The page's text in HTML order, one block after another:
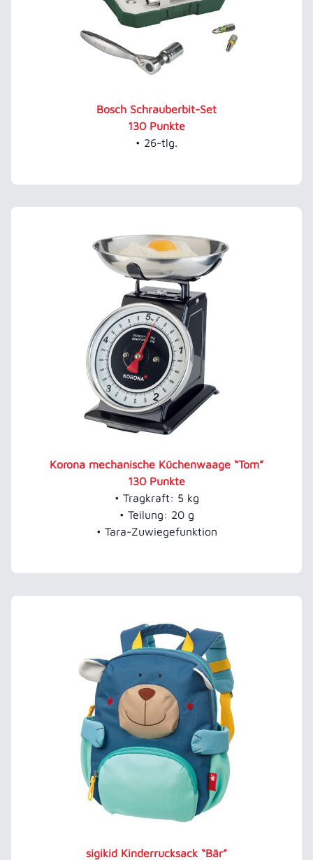
Bosch Schrauberbit-Set
130 Punkte
• 26-tlg.
Korona mechanische Küchenwaage “Tom”
130 Punkte
• Tragkraft: 5 kg
• Teilung: 20 g
• Tara-Zuwiegefunktion
sigikid Kinderrucksack “Bär”